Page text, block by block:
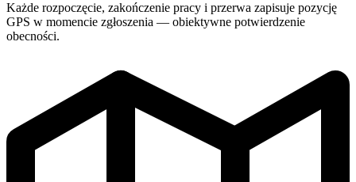
Każde rozpoczęcie, zakończenie pracy i przerwa zapisuje pozycję
GPS w momencie zgłoszenia — obiektywne potwierdzenie
obecności.